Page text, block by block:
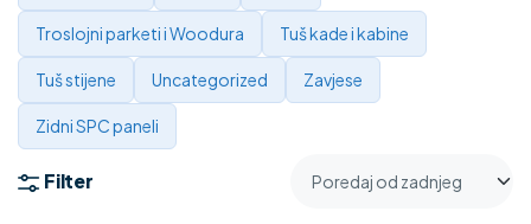
Troslojni parketi i Woodura Tuš kade i kabine
Tuš stijene Uncategorized Zavjese
Zidni SPC paneli
Filter